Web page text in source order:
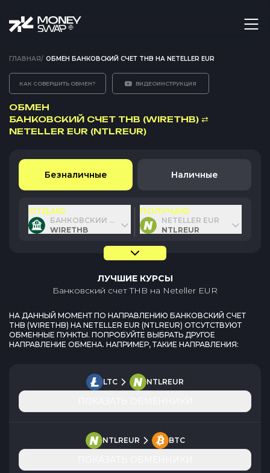
ГЛАВНАЯ/ ОБМЕН БАНКОВСКИЙ СЧЕТ THB НА NETELLER EUR
КАК СОВЕРШИТЬ ОБМЕН? ВИДЕОИНСТРУКЦИЯ
ОБМЕН
БАНКОВСКИЙ СЧЕТ THB (WIRETHB) ⇄
NETELLER EUR (NTLREUR)
Безналичные Наличные
ОТДАЮ
БАНКОВСКИЙ СЧЕТ THB
WIRETHB
ПОЛУЧАЮ
NETELLER EUR
NTLREUR
ЛУЧШИЕ КУРСЫ
Банковский счет THB на Neteller EUR
НА ДАННЫЙ МОМЕНТ ПО НАПРАВЛЕНИЮ БАНКОВСКИЙ СЧЕТ
THB (WIRETHB) НА NETELLER EUR (NTLREUR) ОТСУТСТВУЮТ
ОБМЕННЫЕ ПУНКТЫ. ПОПРОБУЙТЕ ВЫБРАТЬ ДРУГОЕ
НАПРАВЛЕНИЕ ОБМЕНА. НАПРИМЕР, ТАКИЕ НАПРАВЛЕНИЯ:
LTC NTLREUR
NTLREUR BTC